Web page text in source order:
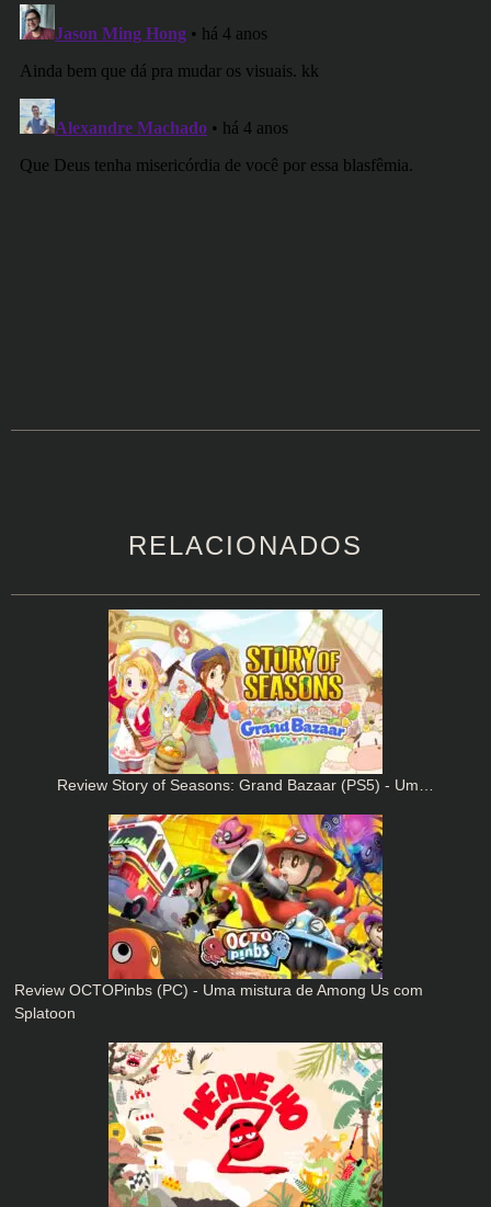
RELACIONADOS
Review Story of Seasons: Grand Bazaar (PS5) - Um…
Review OCTOPinbs (PC) - Uma mistura de Among Us com
Splatoon